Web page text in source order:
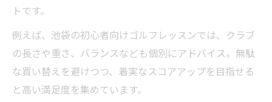
トです。
例えば、池袋の初心者向けゴルフレッスンでは、クラブ
の長さや重さ、バランスなども個別にアドバイス。無駄
な買い替えを避けつつ、着実なスコアアップを目指せる
と高い満足度を集めています。